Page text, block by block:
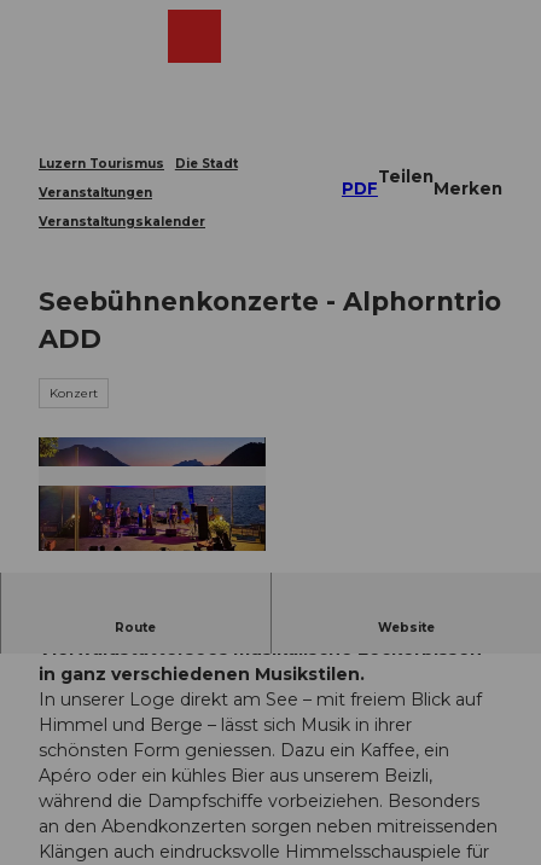
Luzern Tourismus
Die Stadt
Veranstaltungen
Veranstaltungskalender
PDF
Teilen
Merken
Seebühnenkonzerte - Alphorntrio
ADD
Konzert
Route Website
Die Besucher geniessen direkt am Ufer des
Vierwaldstättersees musikalische Leckerbissen
in ganz verschiedenen Musikstilen.
In unserer Loge direkt am See – mit freiem Blick auf
Himmel und Berge – lässt sich Musik in ihrer
schönsten Form geniessen. Dazu ein Kaffee, ein
Apéro oder ein kühles Bier aus unserem Beizli,
während die Dampfschiffe vorbeiziehen. Besonders
an den Abendkonzerten sorgen neben mitreissenden
Klängen auch eindrucksvolle Himmelsschauspiele für